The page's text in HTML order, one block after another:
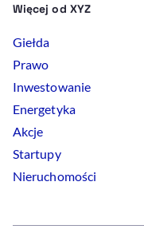
Więcej od XYZ
Giełda
Prawo
Inwestowanie
Energetyka
Akcje
Startupy
Nieruchomości